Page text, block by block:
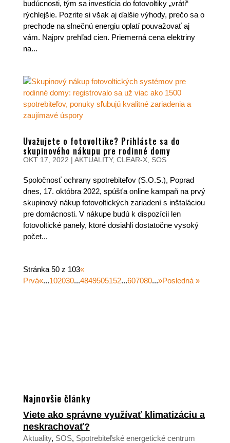
budúcnosti, tým sa investícia do fotovoltiky „vráti“
rýchlejšie. Pozrite si však aj ďalšie výhody, prečo sa o
prechode na slnečnú energiu oplatí pouvažovať aj
vám. Najprv prehľad cien. Priemerná cena elektriny
na...
Uvažujete o fotovoltike? Prihláste sa do
skupinového nákupu pre rodinné domy
OKT 17, 2022 | AKTUALITY, CLEAR-X, SOS
Spoločnosť ochrany spotrebiteľov (S.O.S.), Poprad
dnes, 17. októbra 2022, spúšťa online kampaň na prvý
skupinový nákup fotovoltických zariadení s inštaláciou
pre domácnosti. V nákupe budú k dispozícii len
fotovoltické panely, ktoré dosiahli dostatočne vysoký
počet...
Stránka 50 z 103«
Prvá«...102030...4849505152...607080...»Posledná »
Najnovšie články
Viete ako správne využívať klimatizáciu a
neskrachovať?
Aktuality, SOS, Spotrebiteľské energetické centrum